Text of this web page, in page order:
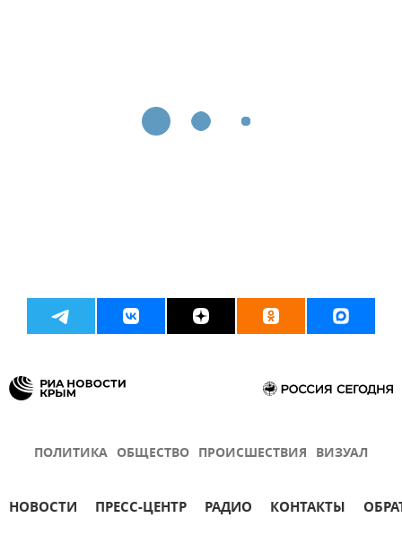
ПОЛИТИКА ОБЩЕСТВО ПРОИСШЕСТВИЯ ВИЗУАЛ
НОВОСТИ ПРЕСС-ЦЕНТР РАДИО КОНТАКТЫ